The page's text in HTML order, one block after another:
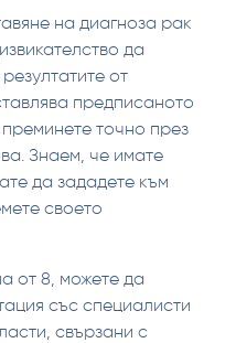
на диагноза рак
да
от
предписаното
точно през
Знаем, че имате
да зададете към
своето
от 8, можете да
със специалисти
свързани с